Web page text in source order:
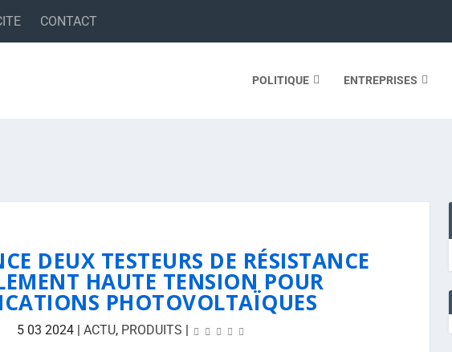
CONTACT
POLITIQUE ENTREPRISES
DEUX TESTEURS DE RÉSISTANCE
HAUTE TENSION POUR
PHOTOVOLTAÏQUES
5 03 2024 | ACTU, PRODUITS |